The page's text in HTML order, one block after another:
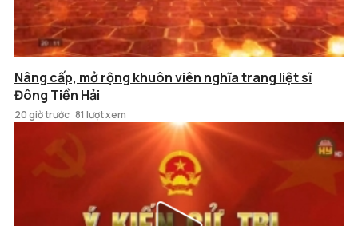
Nâng cấp, mở rộng khuôn viên nghĩa trang liệt sĩ
Đông Tiền Hải
20 giờ trước 81 lượt xem